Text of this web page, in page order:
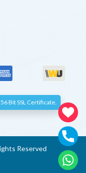
Bit SSL Certificate.
Reserved